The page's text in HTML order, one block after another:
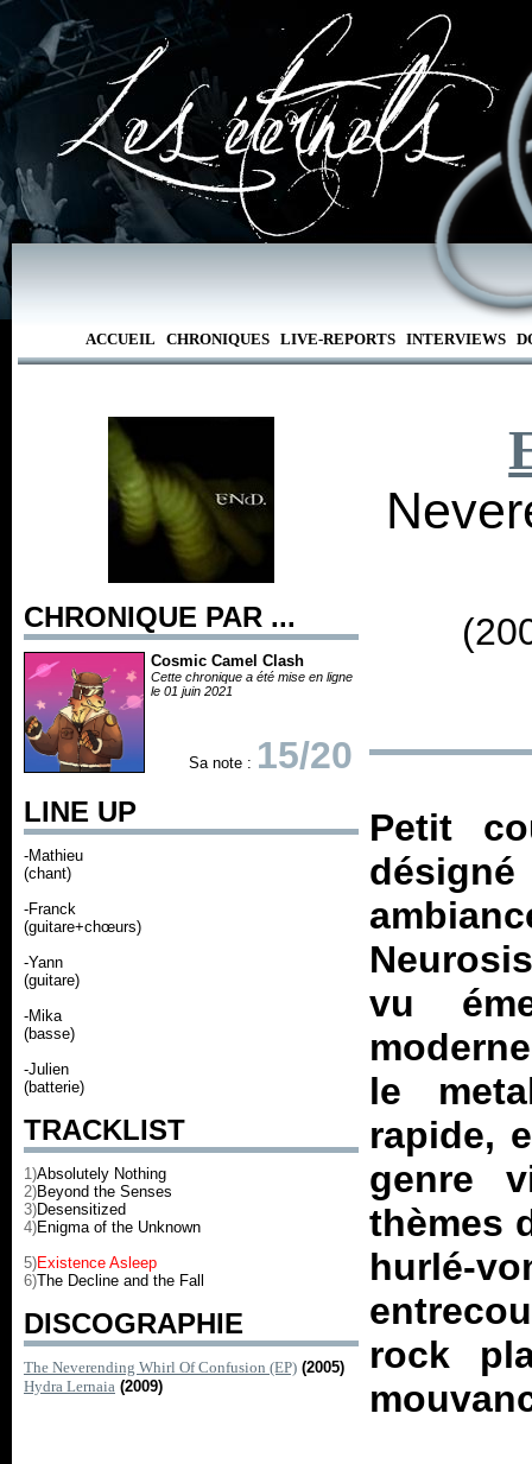
ACCUEIL CHRONIQUES LIVE-REPORTS INTERVIEWS
CHRONIQUE PAR ...
Cosmic Camel Clash
Cette chronique a été mise en ligne
le 01 juin 2021
Sa note : 15/20
LINE UP
-Mathieu
(chant)
-Franck
(guitare+chœurs)
-Yann
(guitare)
-Mika
(basse)
-Julien
(batterie)
TRACKLIST
1)Absolutely Nothing
2)Beyond the Senses
3)Desensitized
4)Enigma of the Unknown
5)Existence Asleep
6)The Decline and the Fall
DISCOGRAPHIE
The Neverending Whirl Of Confusion (EP) (2005)
Hydra Lernaia (2009)
Petit
vu
le
rapide,
genre
thèmes
hurlé-
rock